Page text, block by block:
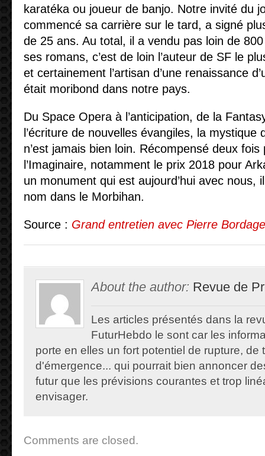
karatéka ou joueur de banjo. Notre invité du
commencé sa carrière sur le tard, a signé
de 25 ans. Au total, il a vendu pas loin de
ses romans, c’est de loin l’auteur de SF le
et certainement l’artisan d’une renaissance
était moribond dans notre pays.
Du Space Opera à l’anticipation, de la
l’écriture de nouvelles évangiles, la mystique
n’est jamais bien loin. Récompensé deux
l’Imaginaire, notamment le prix 2018 pour
un monument qui est aujourd’hui avec nous,
nom dans le Morbihan.
Source : Grand entretien avec Pierre Bordage
About the author: Revue de
Les articles présentés dans la
FuturHebdo le sont car les
porte en elles un fort potentiel de rupture, de
d'émergence... qui pourrait bien annoncer
futur que les prévisions courantes et trop
envisager.
Comments are closed.